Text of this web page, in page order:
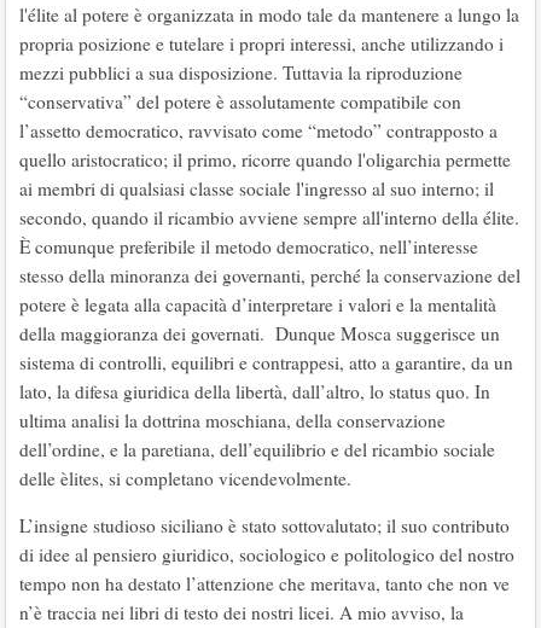
l'élite al potere è organizzata in modo tale da mantenere a lungo la
propria posizione e tutelare i propri interessi, anche utilizzando i
mezzi pubblici a sua disposizione. Tuttavia la riproduzione
“conservativa” del potere è assolutamente compatibile con
l’assetto democratico, ravvisato come “metodo” contrapposto a
quello aristocratico; il primo, ricorre quando l'oligarchia permette
ai membri di qualsiasi classe sociale l'ingresso al suo interno; il
secondo, quando il ricambio avviene sempre all'interno della élite.
È comunque preferibile il metodo democratico, nell’interesse
stesso della minoranza dei governanti, perché la conservazione del
potere è legata alla capacità d’interpretare i valori e la mentalità
della maggioranza dei governati. Dunque Mosca suggerisce un
sistema di controlli, equilibri e contrappesi, atto a garantire, da un
lato, la difesa giuridica della libertà, dall’altro, lo status quo. In
ultima analisi la dottrina moschiana, della conservazione
dell’ordine, e la paretiana, dell’equilibrio e del ricambio sociale
delle èlites, si completano vicendevolmente.
L’insigne studioso siciliano è stato sottovalutato; il suo contributo
di idee al pensiero giuridico, sociologico e politologico del nostro
tempo non ha destato l’attenzione che meritava, tanto che non ve
n’è traccia nei libri di testo dei nostri licei. A mio avviso, la